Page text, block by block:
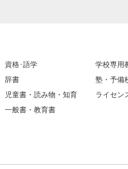
資格･語学
辞書
児童書・読み物・知育
一般書・教育書
学校専用
塾・予備
ライセン